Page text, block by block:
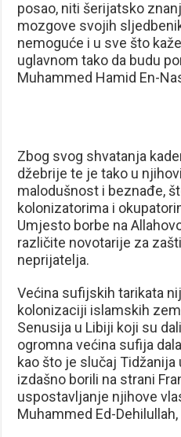
posao, niti šerijatsko
mozgove svojih
nemoguće i u sve što
uglavnom tako da budu
Muhammed Hamid En-
Zbog svog shvatanja
džebrije te je tako u
malodušnost i beznađe,
kolonizatorima i
Umjesto borbe na
različite novotarije za
neprijatelja.
Većina sufijskih tarikata
kolonizaciji islamskih
Senusija u Libiji koji su
ogromna većina sufija
kao što je slučaj Tidžanija
izdašno borili na strani
uspostavljanje njihove
Muhammed Ed-Dehilullah,